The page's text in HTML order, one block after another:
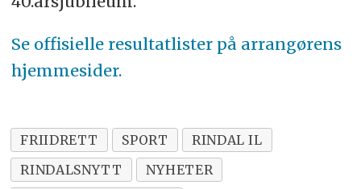
Se offisielle resultatlister på arrangørens
hjemmesider.
FRIIDRETT SPORT
RINDAL IL
RINDALSNYTT
NYHETER